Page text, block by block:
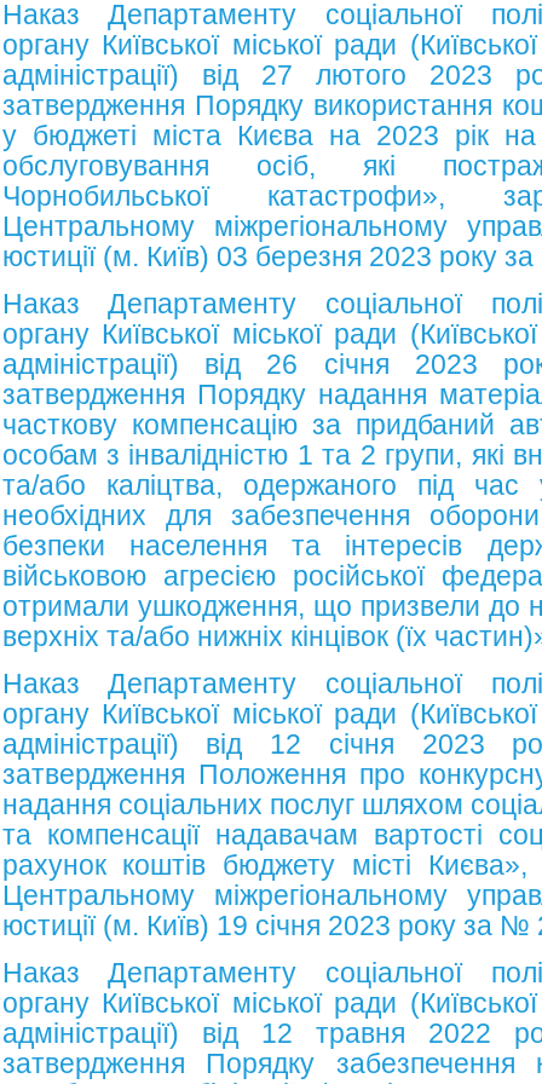
Наказ Департаменту соціальної
органу Київської міської ради
адміністрації) від 27 лютого
затвердження Порядку використання
у бюджеті міста Києва на 2023 рік на
обслуговування осіб, які
Чорнобильської катастрофи»,
Центральному міжрегіональному
юстиції (м. Київ) 03 березня 2023 року
Наказ Департаменту соціальної
органу Київської міської ради
адміністрації) від 26 січня
затвердження Порядку надання
часткову компенсацію за придбаний
особам з інвалідністю 1 та 2 групи, які
та/або каліцтва, одержаного під час
необхідних для забезпечення
безпеки населення та інтересів
військовою агресією російської
отримали ушкодження, що призвели до
верхніх та/або нижніх кінцівок (їх
Наказ Департаменту соціальної
органу Київської міської ради
адміністрації) від 12 січня
затвердження Положення про
надання соціальних послуг шляхом
та компенсації надавачам вартості
рахунок коштів бюджету місті
Центральному міжрегіональному
юстиції (м. Київ) 19 січня 2023 року за №
Наказ Департаменту соціальної
органу Київської міської ради
адміністрації) від 12 травня
затвердження Порядку забезпечення